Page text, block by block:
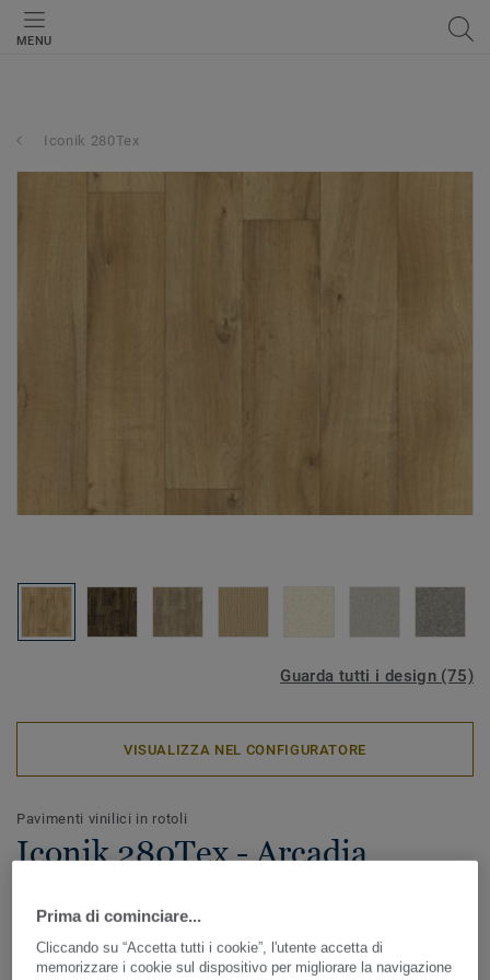
MENU
Iconik 280Tex
Guarda tutti i design (75)
VISUALIZZA NEL CONFIGURATORE
Pavimenti vinilici in rotoli
Iconik 280Tex - Arcadia
ICONIK 280Tex è il pavimento vinilico in rotoli ideale in
caso di lavori di ristrutturazione. Lo speciale supporto
Prima di cominciare...
Cliccando su “Accetta tutti i cookie”, l'utente accetta di
memorizzare i cookie sul dispositivo per migliorare la navigazione